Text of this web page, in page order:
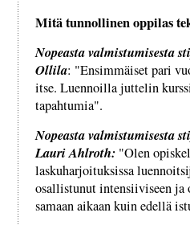
Mitä tunnollinen oppilas
Nopeasta valmistumisesta
Ollila: "Ensimmäiset pari
itse. Luennoilla juttelin
tapahtumia".
Nopeasta valmistumisesta
Lauri Ahlroth: "Olen
laskuharjoituksissa
osallistunut intensiiviseen ja
samaan aikaan kuin edellä